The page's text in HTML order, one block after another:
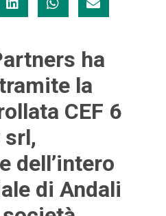
ha
la
CEF 6
srl,
dell’intero
di Andali